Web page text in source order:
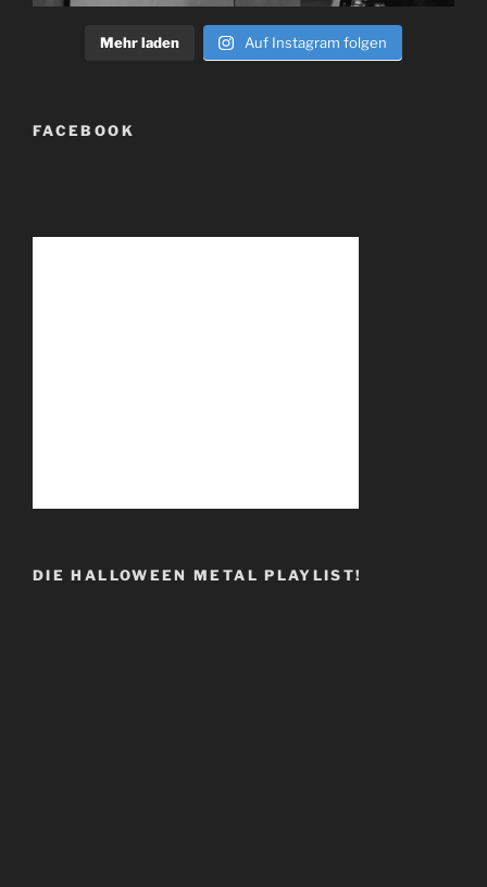
Mehr laden Auf Instagram folgen
FACEBOOK
DIE HALLOWEEN METAL PLAYLIST!